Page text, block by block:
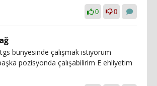
0 0
tgs bünyesinde çalışmak istiyorum
pozisyonda çalışabilirim E ehliyetim